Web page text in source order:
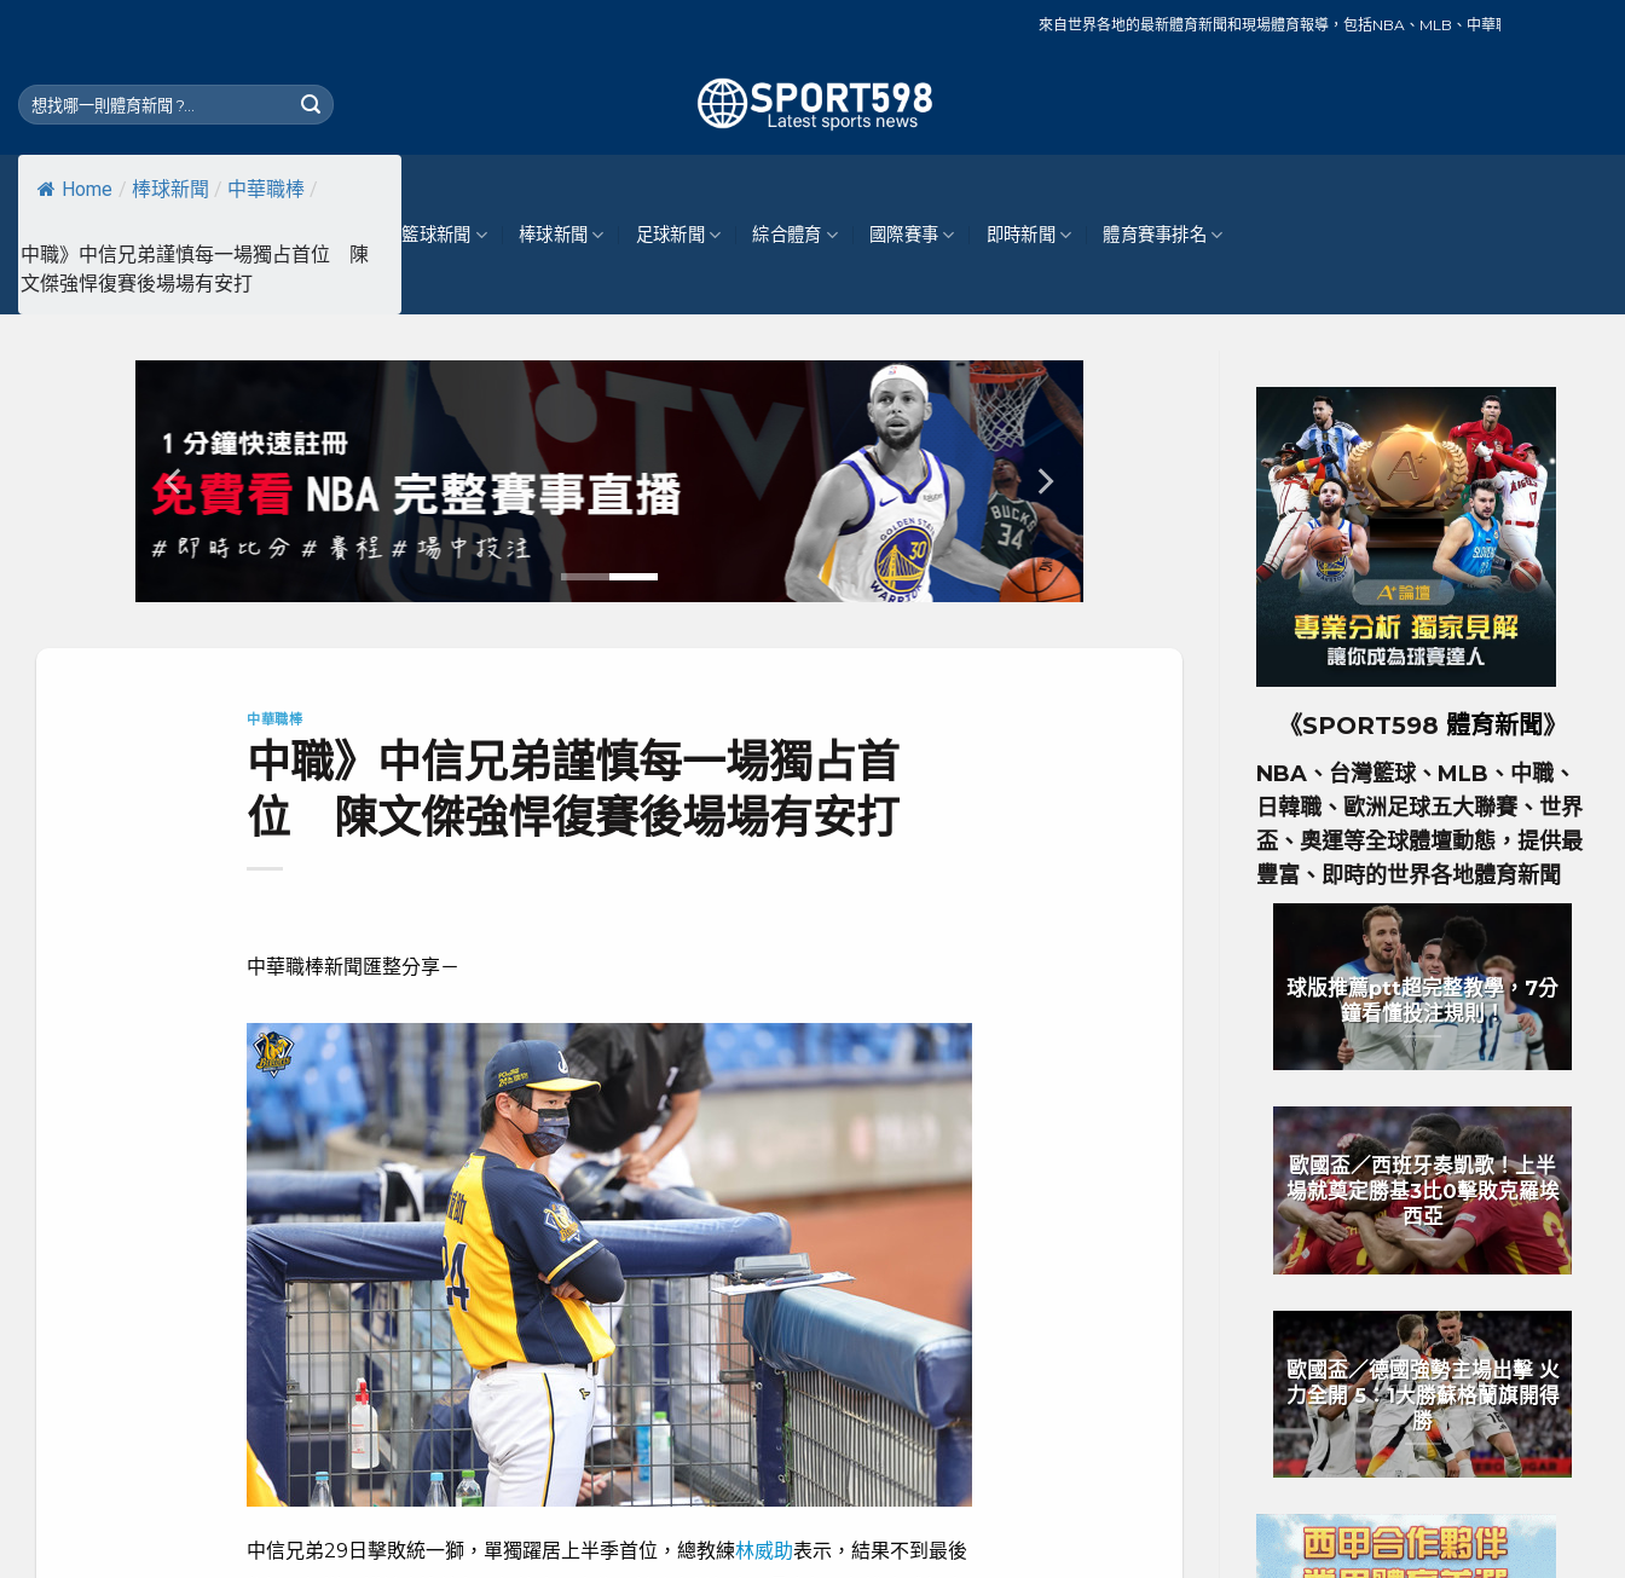
來自世界各地的最新體育新聞和現場體育報導，包括NBA、MLB、中華職棒、籃球、網球、足球、賽車、
Home / 棒球新聞 / 中華職棒 /
中職》中信兄弟謹慎每一場獨占首位 陳
文傑強悍復賽後場場有安打
籃球新聞 棒球新聞 足球新聞 綜合體育 國際賽事 即時新聞 體育賽事排名
中華職棒
中職》中信兄弟謹慎每一場獨占首
位 陳文傑強悍復賽後場場有安打
中華職棒新聞匯整分享－
中信兄弟29日擊敗統一獅，單獨躍居上半季首位，總教練林威助表示，結果不到最後
《SPORT598 體育新聞》
NBA、台灣籃球、MLB、中職、
日韓職、歐洲足球五大聯賽、世界
盃、奧運等全球體壇動態，提供最
豐富、即時的世界各地體育新聞
球版推薦ptt超完整教學，7分
鐘看懂投注規則！
歐國盃／西班牙奏凱歌！上半
場就奠定勝基3比0擊敗克羅埃
西亞
歐國盃／德國強勢主場出擊 火
力全開 5：1大勝蘇格蘭旗開得
勝